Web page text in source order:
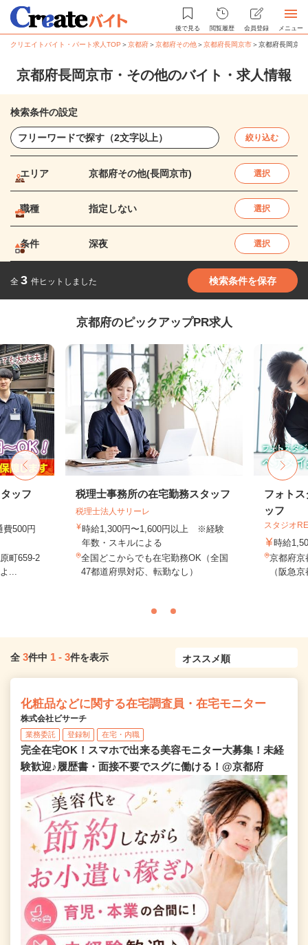
後で見る 閲覧履歴 会員登録 メニュー
クリエイトバイト・パート求人TOP ＞京都府＞京都府その他＞京都府長岡京市＞京都府長岡京
京都府長岡京市・その他のバイト・求人情報
検索条件の設定
絞り込む
エリア 京都府その他(長岡京市) 選択
職種 指定しない 選択
条件 深夜 選択
全 3 件ヒットしました 検索条件を保存
京都府のピックアップPR求人
ッフ
500円
町659-2
...
税理士事務所の在宅勤務スタッフ
税理士法人サリーレ
時給1,300円〜1,600円以上 ※経験
年数・スキルによる
全国どこからでも在宅勤務OK（全国
47都道府県対応、転勤なし）
フォト
ッフ
スタジオ
時給
京都府京
（阪急
全 3件中 1 - 3件を表示
化粧品などに関する在宅調査員・在宅モニター
株式会社ビサーチ
業務委託 登録制 在宅・内職
完全在宅OK！スマホで出来る美容モニター大募集！未経
験歓迎♪履歴書・面接不要でスグに働ける！@京都府